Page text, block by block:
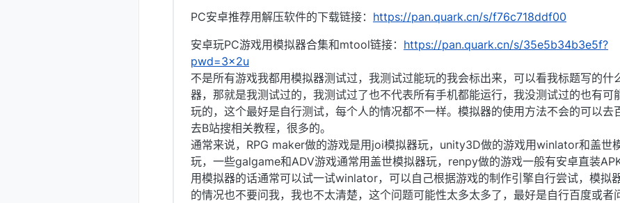
PC安卓推荐用解压软件的下载链接： https://pan.quark.cn/s/f76c718ddf00
安卓玩PC游戏用模拟器合集和mtool链接： https://pan.quark.cn/s/35e5b34b3e5f?
pwd=3x2u
不是所有游戏我都用模拟器测试过，我测试过能玩的我会标出来，可以看我标题写的什
器，那就是我测试过的，我测试过了也不代表所有手机都能运行，我没测试过的也有可
玩的，这个最好是自行测试，每个人的情况都不一样。模拟器的使用方法不会的可以去
去B站搜相关教程，很多的。
通常来说，RPG maker做的游戏是用joi模拟器玩，unity3D做的游戏用winlator和盖世
玩，一些galgame和ADV游戏通常用盖世模拟器玩，renpy做的游戏一般有安卓直装
用模拟器的话通常可以试一试winlator，可以自己根据游戏的制作引擎自行尝试，模拟
的情况也不要问我，我也不太清楚，这个问题可能性太多太多了，最好是自行百度或者